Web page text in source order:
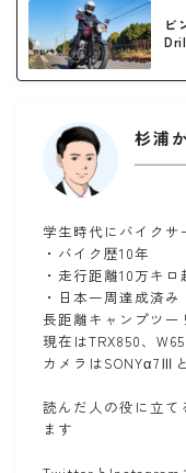
ビ
杉浦
学生時代にバイク
・バイク歴10年
・走行距離10万キロ
・日本一周達成済み
長距離キャンプツ
現在はTRX850、
カメラはSONYα7Ⅲ
読んだ人の役に立て
ます